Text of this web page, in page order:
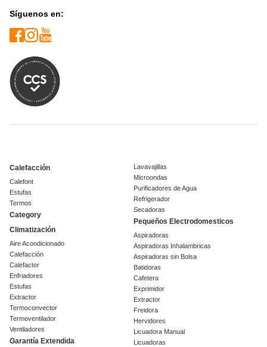
Síguenos en:
Calefacción
Calefont
Estufas
Termos
Category
Climatización
Aire Acondicionado
Calefacción
Calefactor
Enfriadores
Estufas
Extractor
Termoconvector
Termoventilador
Ventiladores
Garantía Extendida
Lavavajillas
Microondas
Purificadores de Agua
Refrigerador
Secadoras
Pequeños Electrodomesticos
Aspiradoras
Aspiradoras Inhalambricas
Aspiradoras sin Bolsa
Batidoras
Cafetera
Exprimidor
Extractor
Freidora
Hervidores
Licuadora Manual
Licuadoras